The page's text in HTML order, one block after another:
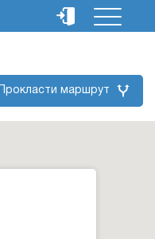
Прокласти маршрут